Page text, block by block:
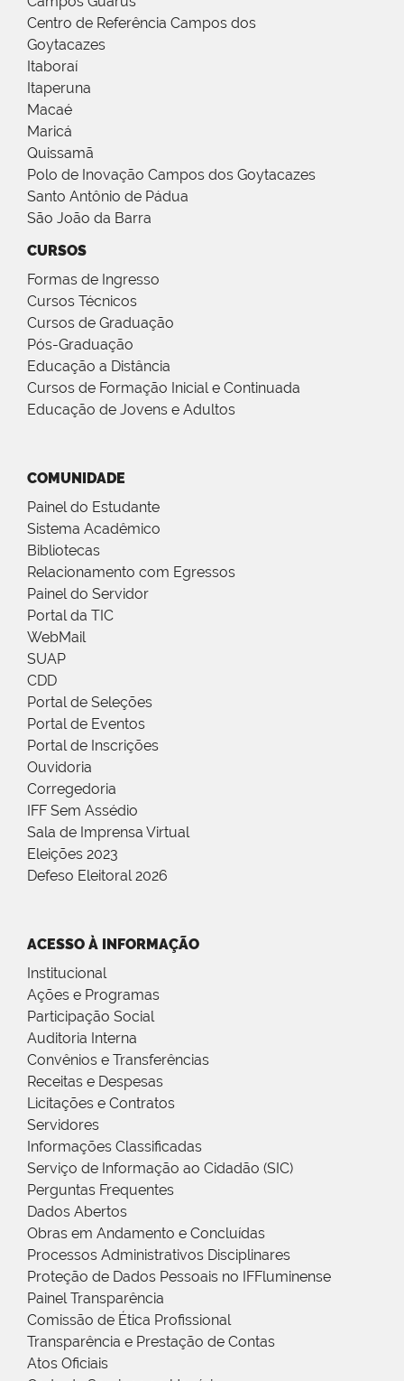
Centro de Referência Campos dos
Goytacazes
Itaboraí
Itaperuna
Macaé
Maricá
Quissamã
Polo de Inovação Campos dos Goytacazes
Santo Antônio de Pádua
São João da Barra
CURSOS
Formas de Ingresso
Cursos Técnicos
Cursos de Graduação
Pós-Graduação
Educação a Distância
Cursos de Formação Inicial e Continuada
Educação de Jovens e Adultos
COMUNIDADE
Painel do Estudante
Sistema Acadêmico
Bibliotecas
Relacionamento com Egressos
Painel do Servidor
Portal da TIC
WebMail
SUAP
CDD
Portal de Seleções
Portal de Eventos
Portal de Inscrições
Ouvidoria
Corregedoria
IFF Sem Assédio
Sala de Imprensa Virtual
Eleições 2023
Defeso Eleitoral 2026
ACESSO À INFORMAÇÃO
Institucional
Ações e Programas
Participação Social
Auditoria Interna
Convênios e Transferências
Receitas e Despesas
Licitações e Contratos
Servidores
Informações Classificadas
Serviço de Informação ao Cidadão (SIC)
Perguntas Frequentes
Dados Abertos
Obras em Andamento e Concluídas
Processos Administrativos Disciplinares
Proteção de Dados Pessoais no IFFluminense
Painel Transparência
Comissão de Ética Profissional
Transparência e Prestação de Contas
Atos Oficiais